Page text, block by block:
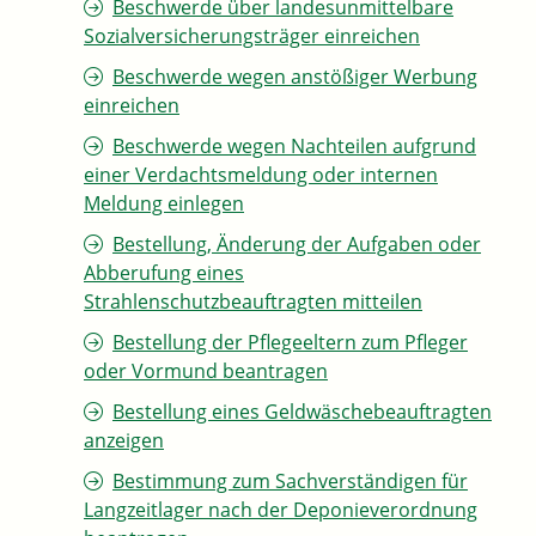
Beschwerde über landesunmittelbare
Sozialversicherungsträger einreichen
Beschwerde wegen anstößiger Werbung
einreichen
Beschwerde wegen Nachteilen aufgrund
einer Verdachtsmeldung oder internen
Meldung einlegen
Bestellung, Änderung der Aufgaben oder
Abberufung eines
Strahlenschutzbeauftragten mitteilen
Bestellung der Pflegeeltern zum Pfleger
oder Vormund beantragen
Bestellung eines Geldwäschebeauftragten
anzeigen
Bestimmung zum Sachverständigen für
Langzeitlager nach der Deponieverordnung